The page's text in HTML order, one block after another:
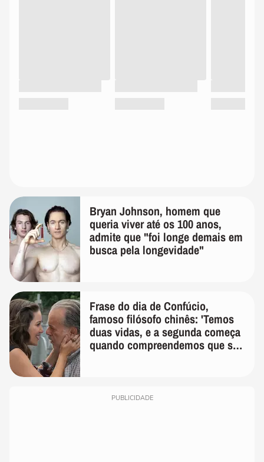
Bryan Johnson, homem que
queria viver até os 100 anos,
admite que "foi longe demais em
busca pela longevidade"
Frase do dia de Confúcio,
famoso filósofo chinês: 'Temos
duas vidas, e a segunda começa
quando compreendemos que só
PUBLICIDADE